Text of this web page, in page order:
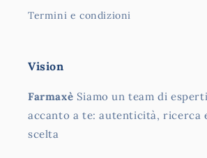
Termini e condizioni
Vision
Farmaxè Siamo un team di
accanto a te: autenticità, ricerca
scelta